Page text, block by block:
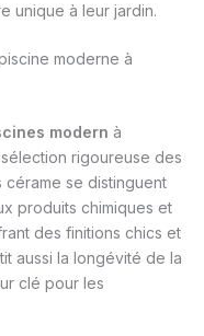
unique à leur jardin.
moderne à
modern à
rigoureuse des
se distinguent
produits chimiques et
des finitions chics et
aussi la longévité de la
clé pour les